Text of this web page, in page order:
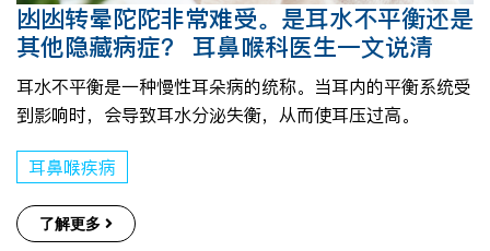
凼凼转晕陀陀非常难受。是耳水不平衡还是
其他隐藏病症？ 耳鼻喉科医生一文说清
耳水不平衡是一种慢性耳朵病的统称。当耳内的平衡系统受
到影响时，会导致耳水分泌失衡，从而使耳压过高。
耳鼻喉疾病
了解更多